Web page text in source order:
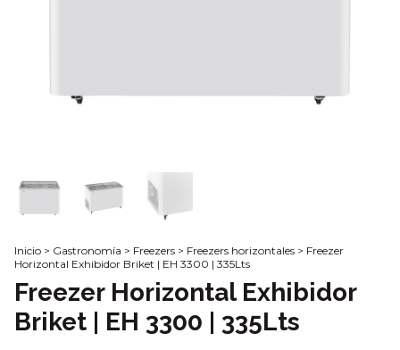
Inicio > Gastronomía > Freezers > Freezers horizontales > Freezer
Horizontal Exhibidor Briket | EH 3300 | 335Lts
Freezer Horizontal Exhibidor
Briket | EH 3300 | 335Lts